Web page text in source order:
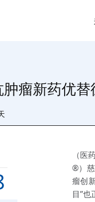
瘤新药优
（
®）
瘤创
目”